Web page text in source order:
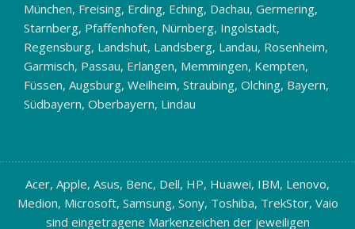
München, Freising, Erding, Eching, Dachau, Germering,
Starnberg, Pfaffenhofen, Nürnberg, Ingolstadt,
Regensburg, Landshut, Landsberg, Landau, Rosenheim,
Garmisch, Passau, Erlangen, Memmingen, Kempten,
Füssen, Augsburg, Weilheim, Straubing, Olching, Bayern,
Südbayern, Oberbayern, Lindau
Acer, Apple, Asus, Benc, Dell, HP, Huawei, IBM, Lenovo,
Medion, Microsoft, Samsung, Sony, Toshiba, TrekStor, Vaio
sind eingetragene Markenzeichen der jeweiligen